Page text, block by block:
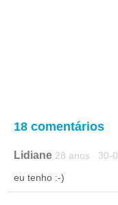
18 comentários
Lidiane 28 anos 30-
eu tenho :-)